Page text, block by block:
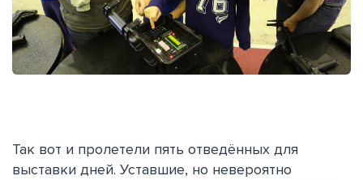
Так вот и пролетели пять отведённых для
выставки дней. Уставшие, но невероятно